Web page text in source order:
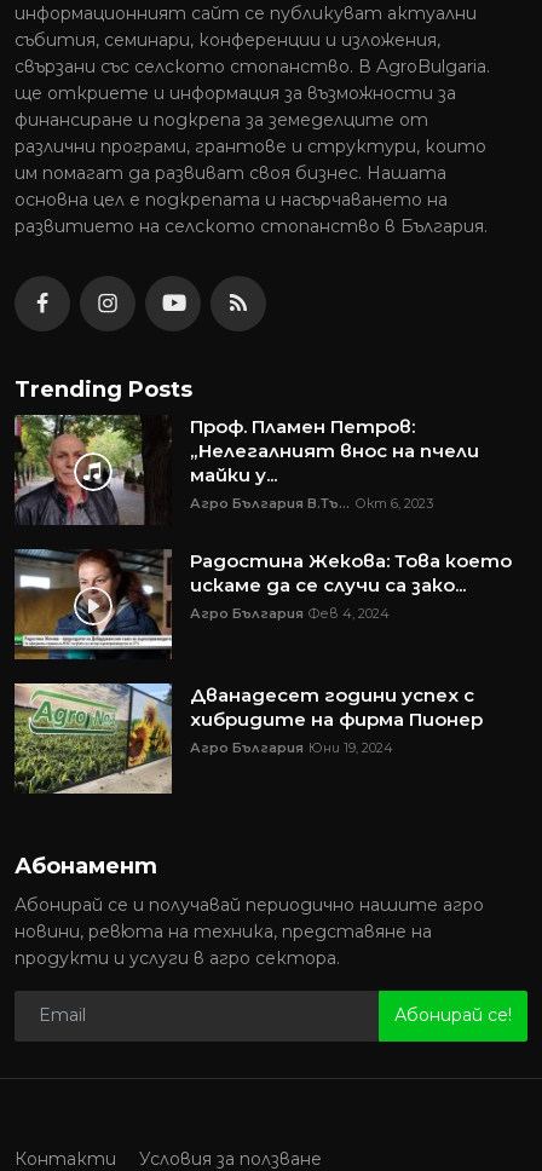
информационният сайт се публикуват актуални
събития, семинари, конференции и изложения,
свързани със селското стопанство. В AgroBulgaria.
ще откриете и информация за възможности за
финансиране и подкрепа за земеделците от
различни програми, грантове и структури, които
им помагат да развиват своя бизнес. Нашата
основна цел е подкрепата и насърчаването на
развитието на селското стопанство в България.
Trending Posts
Проф. Пламен Петров:
„Нелегалният внос на пчели
майки у...
Агро България В.Тъ... Окт 6, 2023
Радостина Жекова: Това което
искаме да се случи са зако...
Агро България Фев 4, 2024
Дванадесет години успех с
хибридите на фирма Пионер
Агро България Юни 19, 2024
Абонамент
Абонирай се и получавай периодично нашите агро
новини, ревюта на техника, представяне на
продукти и услуги в агро сектора.
Абонирай се!
Контакти Условия за ползване